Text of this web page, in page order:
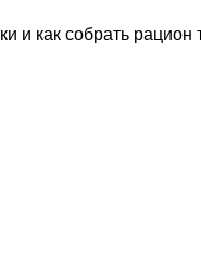
и как собрать